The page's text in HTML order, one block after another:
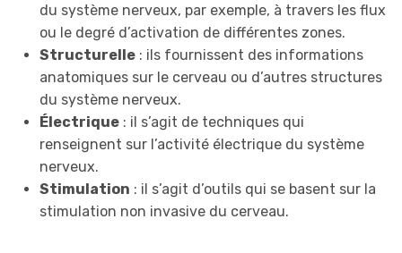
du système nerveux, par exemple, à travers les flux
ou le degré d’activation de différentes zones.
Structurelle: ils fournissent des informations
anatomiques sur le cerveau ou d’autres structures
du système nerveux.
Électrique: il s’agit de techniques qui
renseignent sur l’activité électrique du système
nerveux.
Stimulation : il s’agit d’outils qui se basent sur la
stimulation non invasive du cerveau.